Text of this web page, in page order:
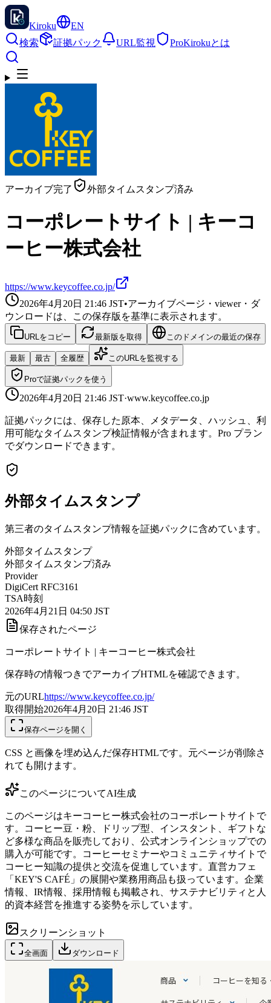
Kiroku
EN
検索
証拠パック URL監視 ProKirokuとは
アーカイブ完了 外部タイムスタンプ済み
コーポレートサイト | キーコ
ーヒー株式会社
https://www.keycoffee.co.jp/
2026年4月20日 21:46 JST•アーカイブページ・viewer・ダ
ウンロードは、この保存版を基準に表示されます。
URLをコピー 最新版を取得 このドメインの最近の保存
最新 最古 全履歴 このURLを監視する
Proで証拠パックを使う
2026年4月20日 21:46 JST·www.keycoffee.co.jp
証拠パックには、保存した原本、メタデータ、ハッシュ、利
用可能なタイムスタンプ検証情報が含まれます。Pro プラン
でダウンロードできます。
外部タイムスタンプ
第三者のタイムスタンプ情報を証拠パックに含めています。
外部タイムスタンプ
外部タイムスタンプ済み
Provider
DigiCert RFC3161
TSA時刻
2026年4月21日 04:50 JST
保存されたページ
コーポレートサイト | キーコーヒー株式会社
保存時の情報つきでアーカイブHTMLを確認できます。
元のURLhttps://www.keycoffee.co.jp/
取得開始2026年4月20日 21:46 JST
保存ページを開く
CSS と画像を埋め込んだ保存HTMLです。元ページが削除さ
れても開けます。
このページについてAI生成
このページはキーコーヒー株式会社のコーポレートサイトで
す。コーヒー豆・粉、ドリップ型、インスタント、ギフトな
ど多様な商品を販売しており、公式オンラインショップでの
購入が可能です。コーヒーセミナーやコミュニティサイトで
コーヒー知識の提供と交流を促進しています。直営カフェ
「KEY'S CAFÉ」の展開や業務用商品も扱っています。企業
情報、IR情報、採用情報も掲載され、サステナビリティと人
的資本経営を推進する姿勢を示しています。
スクリーンショット
全画面 ダウンロード